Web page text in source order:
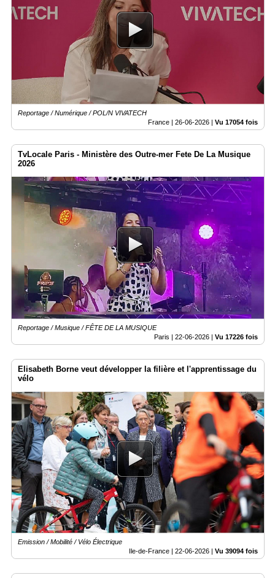
Reportage / Numérique / POL/N VIVATECH
France | 26-06-2026 Vu 17054 fois
TvLocale Paris - Ministère des Outre-mer Fete De La Musique
2026
Reportage / Musique / FÊTE DE LA MUSIQUE
Paris | 22-06-2026 | Vu 17226 fois
Elisabeth Borne veut développer la filière et l'apprentissage du
vélo
Emission / Mobilité / Vélo Électrique
Ile-de-France | 22-06-2026 | Vu 39094 fois